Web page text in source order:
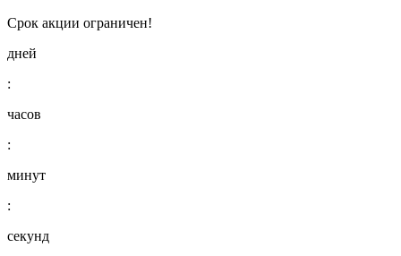
Срок акции ограничен!
дней
:
часов
:
минут
:
секунд